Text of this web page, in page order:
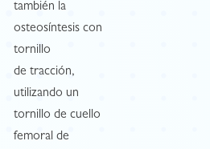
también la
osteosíntesis con
tornillo
de tracción,
utilizando un
tornillo de cuello
femoral de